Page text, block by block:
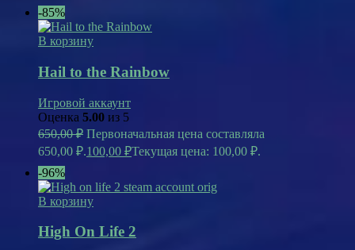
-85%
В корзину
Hail to the Rainbow
Игровой аккаунт
Оценка 5.00 из 5
650,00₽ Первоначальная цена составляла
650,00 ₽.100,00 ₽Текущая цена: 100,00 ₽.
-96%
В корзину
High On Life 2